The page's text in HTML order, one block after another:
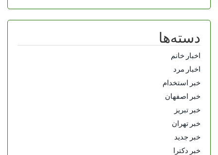
دسته‌ها
اخبار خانم
اخبار مرد
خبر استخدام
خبر اصفهان
خبر تبریز
خبر تهران
خبر جدید
خبر دکترا